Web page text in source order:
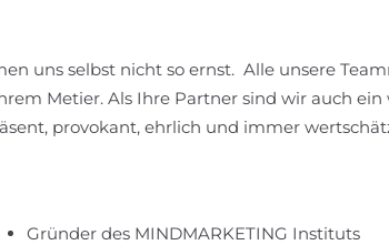
uns selbst nicht so ernst. Alle unsere
Metier. Als Ihre Partner sind wir auch
provokant, ehrlich und immer
Gründer des MINDMARKETING Instituts